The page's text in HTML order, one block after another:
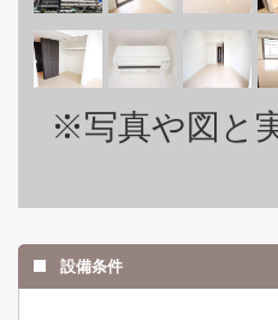
※写真や図と
設備条件